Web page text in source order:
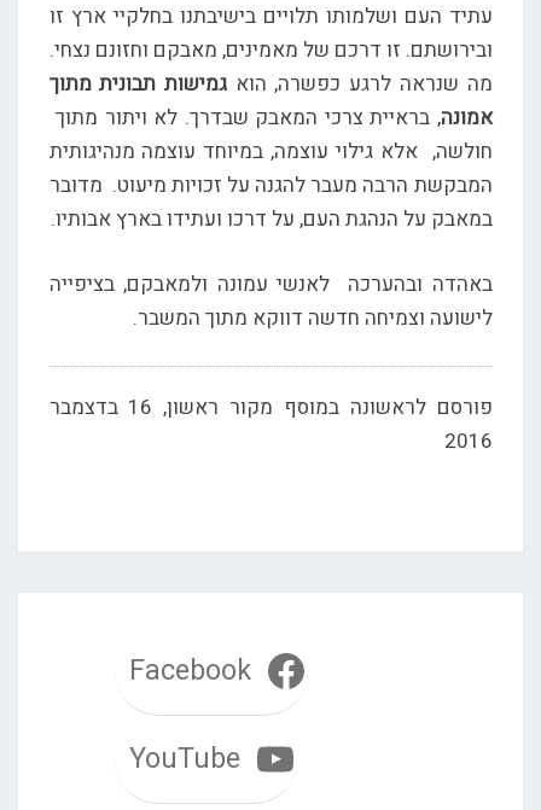
עתיד העם ושלמותו תלויים בישיבתנו בחלקיי ארץ זו
ובירושתם. זו דרכם של מאמינים, מאבקם וחזונם נצחי.
מה שנראה לרגע כפשרה, הוא גמישות תבונית מתוך
אמונה, בראיית צרכי המאבק שבדרך. לא ויתור מתוך
חולשה, אלא גילוי עוצמה, במיוחד עוצמה מנהיגותית
המבקשת הרבה מעבר להגנה על זכויות מיעוט. מדובר
במאבק על הנהגת העם, על דרכו ועתידו בארץ אבותיו.
באהדה ובהערכה לאנשי עמונה ולמאבקם, בציפייה
לישועה וצמיחה חדשה דווקא מתוך המשבר.
פורסם לראשונה במוסף מקור ראשון, 16 בדצמבר
2016
Facebook
YouTube